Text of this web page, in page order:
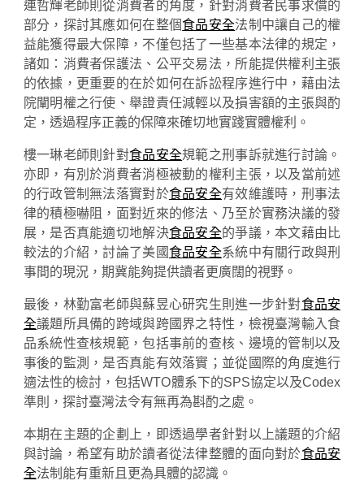
連哲輝老師則從消費者的角度，針對消費者民事求償的
部分，探討其應如何在整個 食品安全法制中讓自己的權
益能獲得最大保障，不僅包括了一些基本法律的規定，
諸如：消費者保護法、公平交易法，所能提供權利主張
的依據，更重要的在於如何在訴訟程序進行中，藉由法
院闡明權之行使、舉證責任減輕以及損害額的主張與酌
定，透過程序正義的保障來確切地實踐實體權利。
樓一琳老師則針對食品安全規範之刑事訴就進行討論。
亦即，有別於消費者消極被動的權利主張，以及當前述
的行政管制無法落實對於食品安全有效維護時，刑事法
律的積極嚇阻，面對近來的修法、乃至於實務決議的發
展，是否真能適切地解決食品安全的爭議，本文藉由比
較法的介紹，討論了美國 食品安全系統中有關行政與刑
事間的現況，期冀能夠提供讀者更廣闊的視野。
最後，林勤富老師與蘇昱心研究生則進一步針對食品安
全議題所具備的跨域與跨國界之特性，檢視臺灣輸入食
品系統性查核規範，包括事前的查核、邊境的管制以及
事後的監測，是否真能有效落實；並從國際的角度進行
適法性的檢討，包括WTO體系下的SPS協定以及Codex
準則，探討臺灣法令有無再為斟酌之處。
本期在主題的企劃上，即透過學者針對以上議題的介紹
與討論，希望有助於讀者從法律整體的面向對於食品安
全法制能有重新且更為具體的認識。